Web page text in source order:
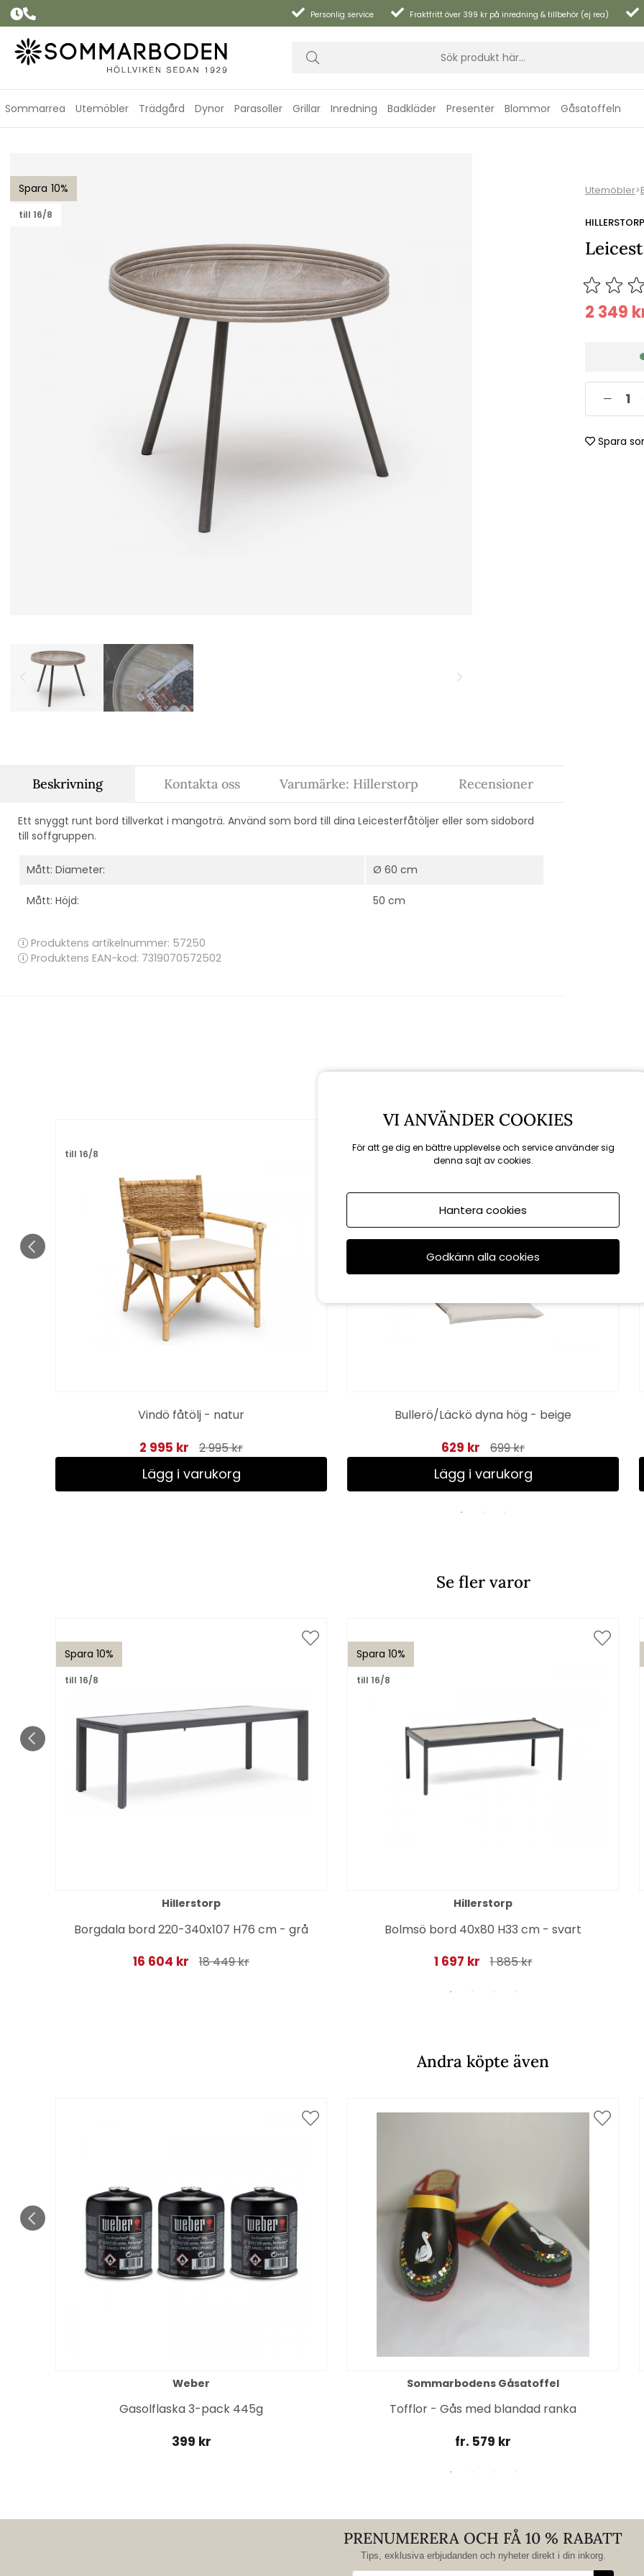
Personlig service Fraktfritt över 399 kr på inredning & tillbehör (ej rea)
Sommarrea Utemöbler Trädgård Dynor Parasoller Grillar Inredning Badkläder Presenter Blommor Gåsatoffeln
10
till 16/8
Utemöbler>
HILLERSTORP
2 349
Spara
Beskrivning
Ett snyggt runt bord tillverkat i mangoträ. Använd som bord till dina Leicesterfåtöljer eller som sidobord
till soffgruppen.
Mått: Diameter: Ø 60 cm
Mått: Höjd: 50 cm
Produktens artikelnummer: 57250
Produktens EAN-kod: 7319070572502
Kontakta oss Varumärke: Hillerstorp Recensioner
till 16/8
Vindö fåtölj - natur
2 995 kr 2 995 kr
Lägg i varukorg
KAMPANJ
Bullerö/Läckö dyna hög - beige
629 kr 699 kr
Lägg i varukorg
Se fler varor
Spara 10%
till 16/8
Hillerstorp
Borgdala bord 220-340x107 H76 cm - grå
16 604 kr 18 449 kr
Spara 10%
till 16/8
Hillerstorp
Bolmsö bord 40x80 H33 cm - svart
1 697 kr 1 885 kr
Andra köpte även
Weber
Gasolflaska 3-pack 445g
399 kr
Sommarbodens Gåsatoffel
Tofflor - Gås med blandad ranka
fr. 579 kr
PRENUMERERA OCH FÅ 10 % RABATT
Tips, exklusiva erbjudanden och nyheter direkt i din inkorg.
VI ANVÄNDER COOKIES
För att ge dig en bättre upplevelse och service använder sig
denna sajt av cookies.
Hantera cookies
Godkänn alla cookies